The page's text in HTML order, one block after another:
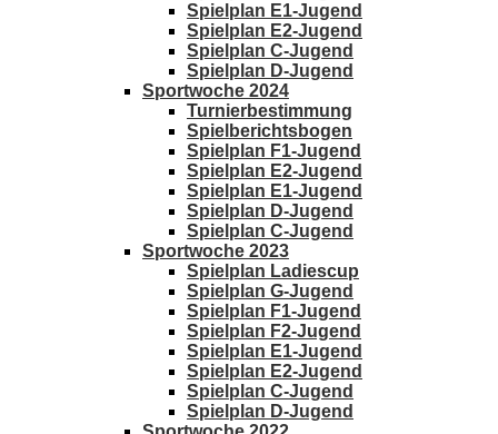
Spielplan E1-Jugend
Spielplan E2-Jugend
Spielplan C-Jugend
Spielplan D-Jugend
Sportwoche 2024
Turnierbestimmung
Spielberichtsbogen
Spielplan F1-Jugend
Spielplan E2-Jugend
Spielplan E1-Jugend
Spielplan D-Jugend
Spielplan C-Jugend
Sportwoche 2023
Spielplan Ladiescup
Spielplan G-Jugend
Spielplan F1-Jugend
Spielplan F2-Jugend
Spielplan E1-Jugend
Spielplan E2-Jugend
Spielplan C-Jugend
Spielplan D-Jugend